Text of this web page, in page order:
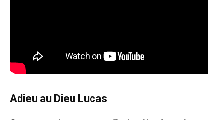
Adieu au Dieu Lucas